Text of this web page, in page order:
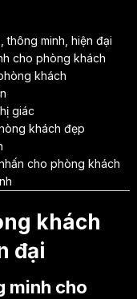
thông minh, hiện đại
cho phòng khách
khách
giác
khách đẹp
cho phòng khách
khách
đại
minh cho